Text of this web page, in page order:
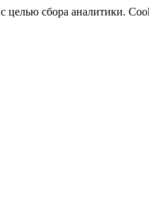
с целью сбора аналитики.